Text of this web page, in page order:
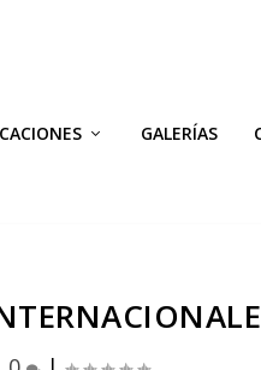
GALERÍAS